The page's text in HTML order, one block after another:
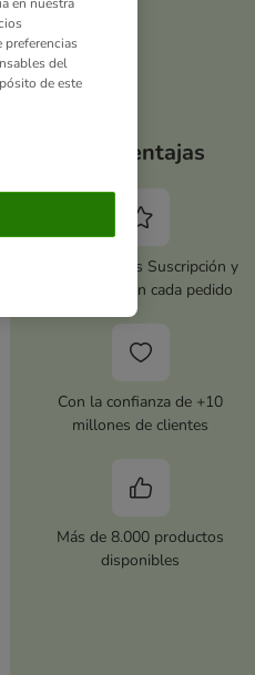
Tus ventajas
Activa zooplus Suscripción y
ahorra 5 % en cada pedido
Con la confianza de +10
millones de clientes
Más de 8.000 productos
disponibles
preferencias
del
de este